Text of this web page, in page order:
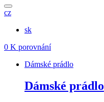
cz
sk
0 K porovnání
Dámské prádlo
Dámské prádlo